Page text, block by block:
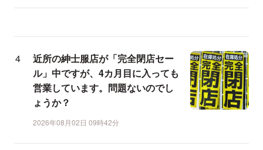
近所の紳士服店が「完全閉店セー
ル」中ですが、4カ月目に入っても
営業しています。問題ないのでし
ょうか？
2026年08月02日 09時42分